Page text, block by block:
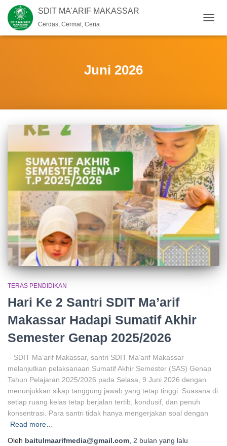
SDIT MA'ARIF MAKASSAR
Cerdas, Cermat, Ceria
Juni 2026
TERAS PENDIDIKAN
Hari Ke 2 Santri SDIT Ma’arif
Makassar Hadapi Sumatif Akhir
Semester Genap 2025/2026
– SDIT Ma’arif Makassar, santri SDIT Ma’arif Makassar
melanjutkan pelaksanaan Sumatif Akhir Semester (SAS) Genap
Tahun Pelajaran 2025/2026 pada Selasa, 9 Juni 2026 dengan
menunjukkan sikap tanggung jawab yang tetap tinggi. Suasana di
setiap ruang kelas tetap berjalan tertib, kondusif, dan penuh
konsentrasi. Para santri tidak hanya mengerjakan soal dengan
Read more…
Oleh baitulmaarifmedia@gmail.com 2 bulan yang lalu